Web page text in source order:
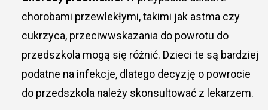
chorobami przewlekłymi, takimi jak astma czy
cukrzyca, przeciwwskazania do powrotu do
przedszkola mogą się różnić. Dzieci te są bardziej
podatne na infekcje, dlatego decyzję o powrocie
do przedszkola należy skonsultować z lekarzem.